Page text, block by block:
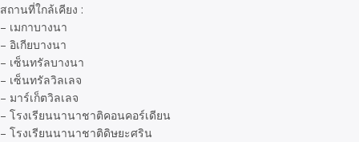
สถานที่ใกล้เคียง :
– เมกาบางนา
– อิเกียบางนา
– เซ็นทรัลบางนา
– เซ็นทรัลวิลเลจ
– มาร์เก็ตวิลเลจ
– โรงเรียนนานาชาติคอนคอร์เดียน
– โรงเรียนนานาชาติดิษยะศริน